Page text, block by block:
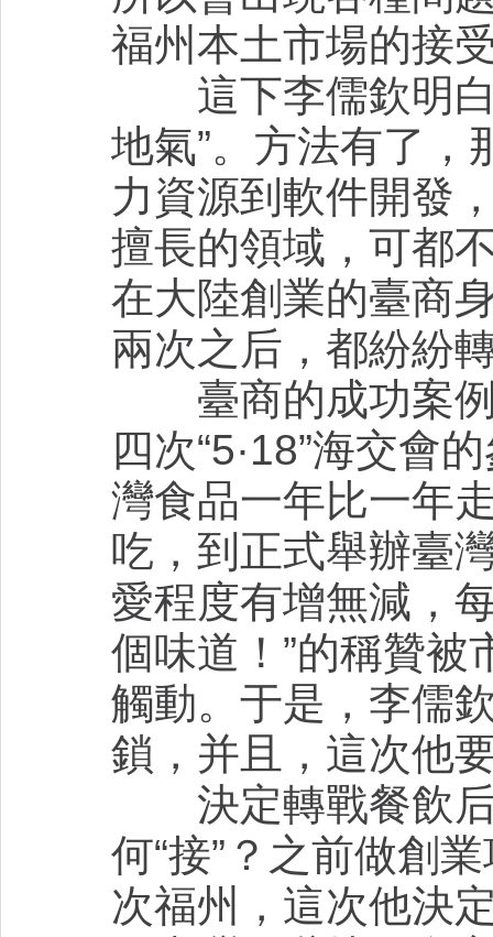
福州本土市場的接
這下李儒欽明白
地氣”。方法有了，
力資源到軟件開發
擅長的領域，可都
在大陸創業的臺商
兩次之后，都紛紛
臺商的成功案例
四次“5·18”海交會
灣食品一年比一年
吃，到正式舉辦臺
愛程度有增無減，
個味道！”的稱贊被
觸動。于是，李儒
鎖，并且，這次他
決定轉戰餐飲后
何“接”？之前做創
次福州，這次他決